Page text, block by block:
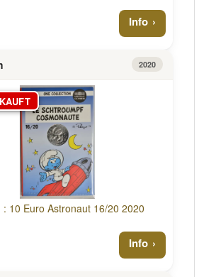
Info
2020
: 10 Euro Astronaut 16/20 2020
Info